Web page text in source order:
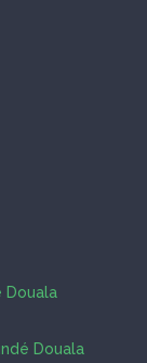
Douala
Douala